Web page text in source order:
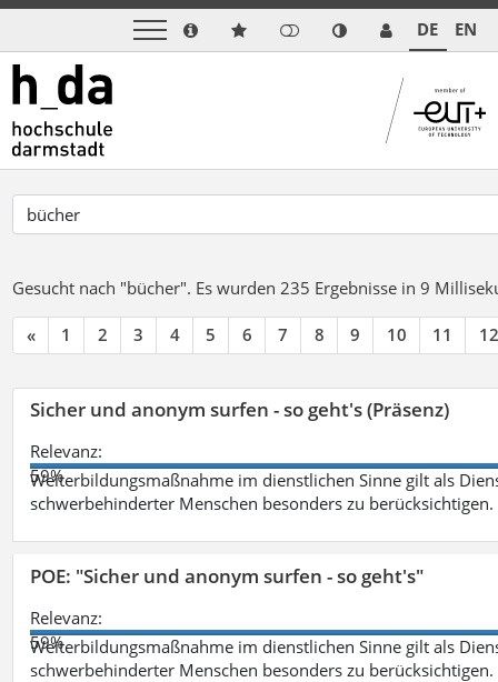
DE EN
Gesucht nach "bücher". Es wurden 235 Ergebnisse in 9
« 1 2 3 4 5 6 7 8 9 10 11 12
Sicher und anonym surfen - so geht's (Präsenz)
Relevanz:
59%
Weiterbildungsmaßnahme im dienstlichen Sinne gilt als
schwerbehinderter Menschen besonders zu berücksichtigen.
POE: "Sicher und anonym surfen - so geht's"
Relevanz:
59%
Weiterbildungsmaßnahme im dienstlichen Sinne gilt als
schwerbehinderter Menschen besonders zu berücksichtigen.